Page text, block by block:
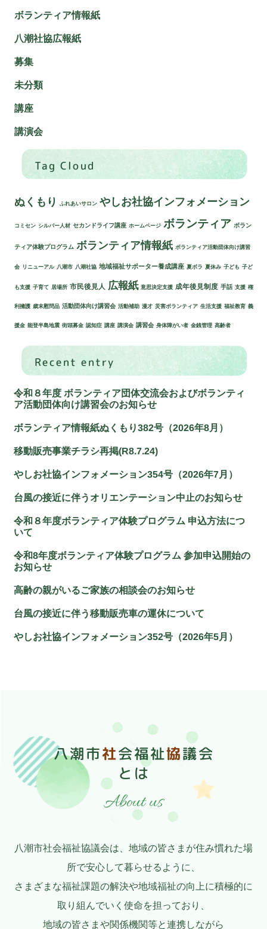
ボランティア情報紙
八潮社協広報紙
募集
未分類
講座
講演会
Tag Cloud
ぬくもり ふれあいサロン やしお社協インフォメーション
コミセン シルバー人材 セカンドライフ講座 ホームページ ボランティア ボラン
ティア体験プログラム ボランティア情報紙 ボランティア活動団体向け講習
会 リニューアル 八潮市 八潮社協 地域福祉サポーター養成講座 夏ボラ 夏休み 子ども 子ど
も支援 子育て 居場所 市民後見人 広報紙 意思決定支援 成年後見制度 手話 支援 権
利擁護 歳末慰問品 活動団体向け講習会 活動補助 漫才 災害ボランティア 生活支援 福祉教育 義
援金 能登半島地震 街頭募金 認知症 講座 講演会 講習会 身体障がい者 金銭管理 高齢者
Recent entry
令和８年度 ボランティア団体交流会およびボランティ
ア活動団体向け講習会のお知らせ
ボランティア情報紙ぬくもり382号（2026年8月）
移動販売事業チラシ再掲(R8.7.24)
やしお社協インフォメーション354号（2026年7月）
台風の接近に伴うオリエンテーション中止のお知らせ
令和８年度ボランティア体験プログラム 申込方法につ
いて
令和8年度ボランティア体験プログラム 参加申込開始の
お知らせ
高齢の親がいるご家族の相談会のお知らせ
台風の接近に伴う移動販売車の運休について
やしお社協インフォメーション352号（2026年5月）
八潮市社会福祉協議会
とは
About us
八潮市社会福祉協議会は、地域の皆さまが住み慣れた場
所で安心して暮らせるように、
さまざまな福祉課題の解決や地域福祉の向上に積極的に
取り組んでいく使命を担っており、
地域の皆さまや関係機関等と連携しながら